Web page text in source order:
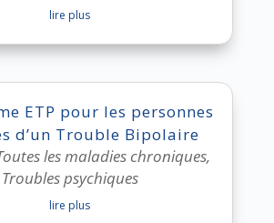
lire plus
ETP pour les personnes
d’un Trouble Bipolaire
les maladies chroniques,
Troubles psychiques
lire plus